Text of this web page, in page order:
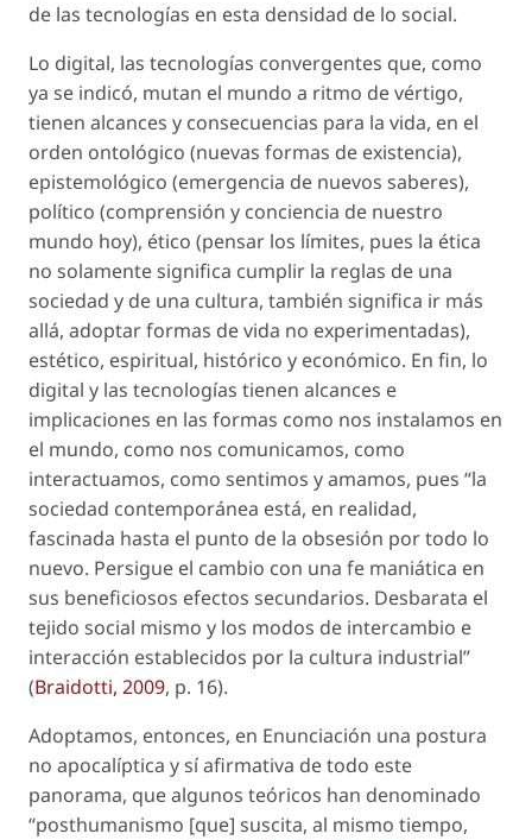
de las tecnologías en esta densidad de lo social.
Lo digital, las tecnologías convergentes que, como
ya se indicó, mutan el mundo a ritmo de vértigo,
tienen alcances y consecuencias para la vida, en el
orden ontológico (nuevas formas de existencia),
epistemológico (emergencia de nuevos saberes),
político (comprensión y conciencia de nuestro
mundo hoy), ético (pensar los límites, pues la ética
no solamente significa cumplir la reglas de una
sociedad y de una cultura, también significa ir más
allá, adoptar formas de vida no experimentadas),
estético, espiritual, histórico y económico. En fin, lo
digital y las tecnologías tienen alcances e
implicaciones en las formas como nos instalamos en
el mundo, como nos comunicamos, como
interactuamos, como sentimos y amamos, pues “la
sociedad contemporánea está, en realidad,
fascinada hasta el punto de la obsesión por todo lo
nuevo. Persigue el cambio con una fe maniática en
sus beneficiosos efectos secundarios. Desbarata el
tejido social mismo y los modos de intercambio e
interacción establecidos por la cultura industrial”
(Braidotti, 2009, p. 16).
Adoptamos, entonces, en Enunciación una postura
no apocalíptica y sí afirmativa de todo este
panorama, que algunos teóricos han denominado
“posthumanismo [que] suscita, al mismo tiempo,